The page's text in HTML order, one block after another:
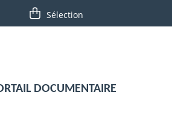
DOCUMENTAIRE